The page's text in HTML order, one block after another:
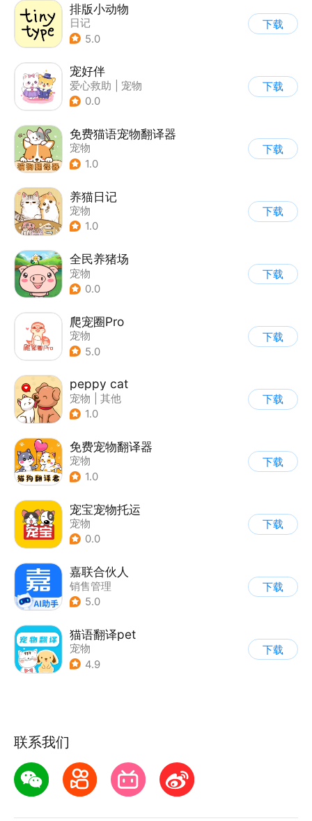
排版小动物
日记
5.0
下载
宠好伴
爱心救助
宠物
0.0
下载
免费猫语宠物翻译器
宠物
1.0
下载
养猫日记
宠物
1.0
下载
全民养猪场
宠物
0.0
下载
爬宠圈Pro
宠物
5.0
下载
peppy cat
宠物
其他
1.0
下载
免费宠物翻译器
宠物
1.0
下载
宠宝宠物托运
宠物
0.0
下载
嘉联合伙人
销售管理
5.0
下载
猫语翻译pet
宠物
4.9
下载
联系我们